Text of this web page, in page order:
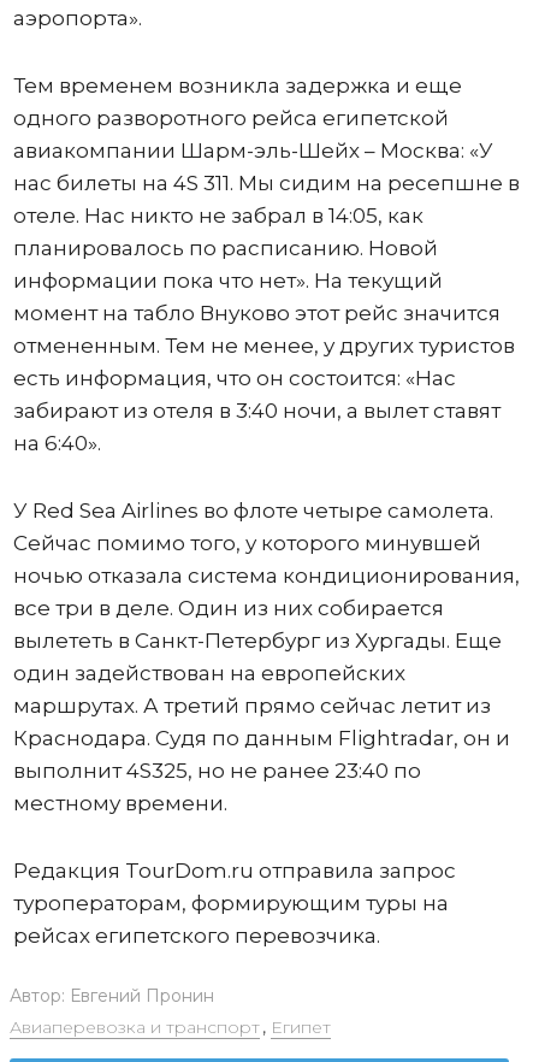
аэропорта».
Тем временем возникла задержка и еще
одного разворотного рейса египетской
авиакомпании Шарм-эль-Шейх – Москва: «У
нас билеты на 4S 311. Мы сидим на ресепшне в
отеле. Нас никто не забрал в 14:05, как
планировалось по расписанию. Новой
информации пока что нет». На текущий
момент на табло Внуково этот рейс значится
отмененным. Тем не менее, у других туристов
есть информация, что он состоится: «Нас
забирают из отеля в 3:40 ночи, а вылет ставят
на 6:40».
У Red Sea Airlines во флоте четыре самолета.
Сейчас помимо того, у которого минувшей
ночью отказала система кондиционирования,
все три в деле. Один из них собирается
вылететь в Санкт-Петербург из Хургады. Еще
один задействован на европейских
маршрутах. А третий прямо сейчас летит из
Краснодара. Судя по данным Flightradar, он и
выполнит 4S325, но не ранее 23:40 по
местному времени.
Редакция TourDom.ru отправила запрос
туроператорам, формирующим туры на
рейсах египетского перевозчика.
Автор: Евгений Пронин
Авиаперевозка и транспорт, Египет